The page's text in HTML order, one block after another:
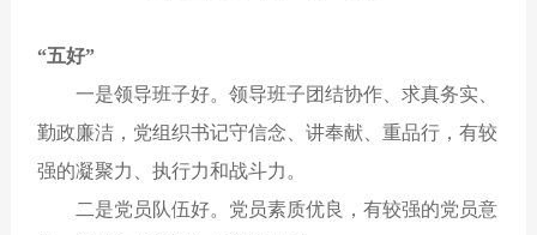
“五好”
一是领导班子好。领导班子团结协作、求真务实、
勤政廉洁，党组织书记守信念、讲奉献、重品行，有较
强的凝聚力、执行力和战斗力。
二是党员队伍好。党员素质优良，有较强的党员意